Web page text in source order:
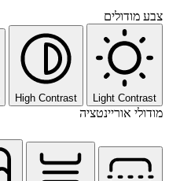
צבע מודולים
Light Contrast
High Contrast
מודולי אוריינטציה